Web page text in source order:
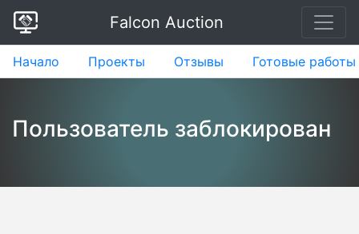
Falcon Auction
Начало Проекты Отзывы Готовые работы
Пользователь заблокирован